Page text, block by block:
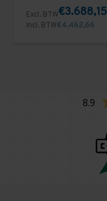
Excl. BTW€3.688,15
Incl. BTW€4.462,66
8.9